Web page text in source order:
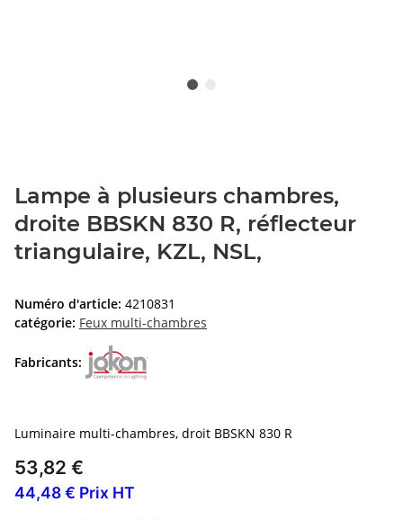
Lampe à plusieurs chambres,
droite BBSKN 830 R, réflecteur
triangulaire, KZL, NSL,
Numéro d'article: 4210831
catégorie: Feux multi-chambres
Fabricants:
Luminaire multi-chambres, droit BBSKN 830 R
53,82 €
44,48 € Prix HT